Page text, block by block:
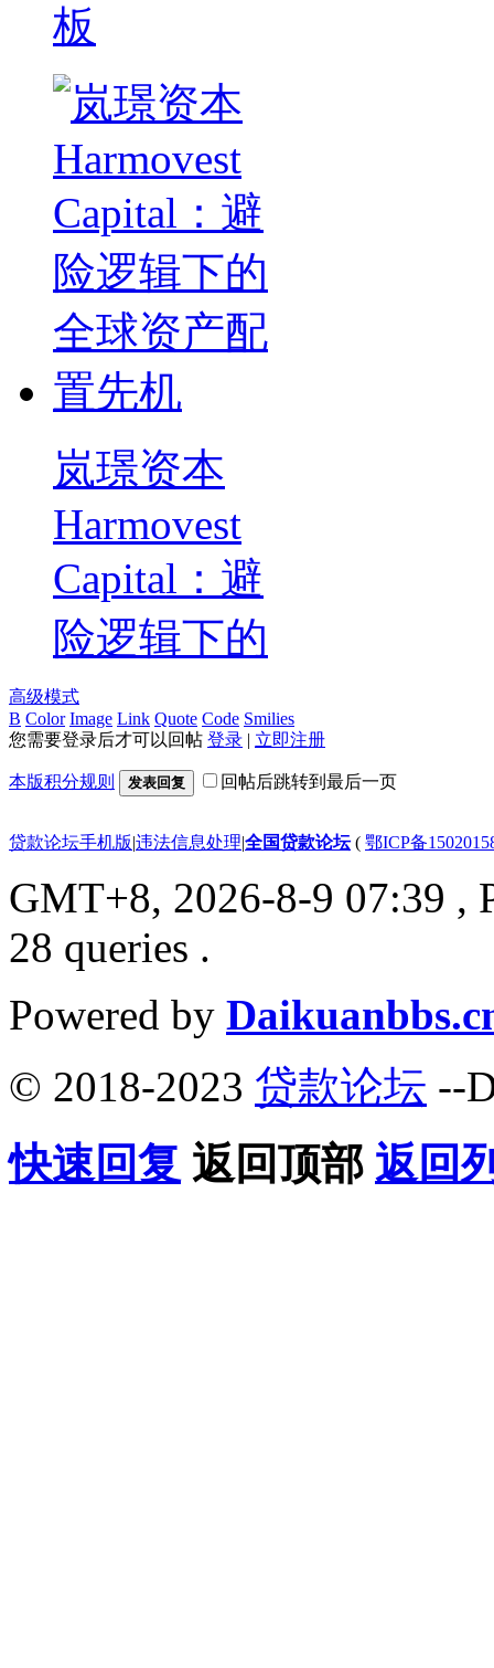
板
岚璟资本
Harmovest
Capital：避
险逻辑下的
高级模式
B Color Image Link Quote Code Smilies
您需要登录后才可以回帖 登录 | 立即注册
本版积分规则 发表回复 回帖后跳转到最后一页
贷款论坛手机版|违法信息处理|全国贷款论坛( 鄂ICP备
GMT+8, 2026-8-9 07:39 ,
28 queries .
Powered by
© 2018-2023 贷款论坛 --
快速回复 返回顶部 返回